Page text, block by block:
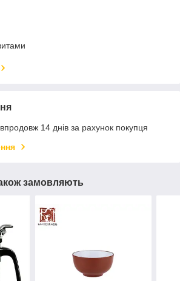
14 днів за рахунок покупця
замовляють